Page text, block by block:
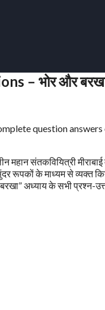
– भोर और
question answers
महान संतकवियित्री
रूपकों के माध्यम से व्यक्त
अध्याय के सभी प्रश्न-